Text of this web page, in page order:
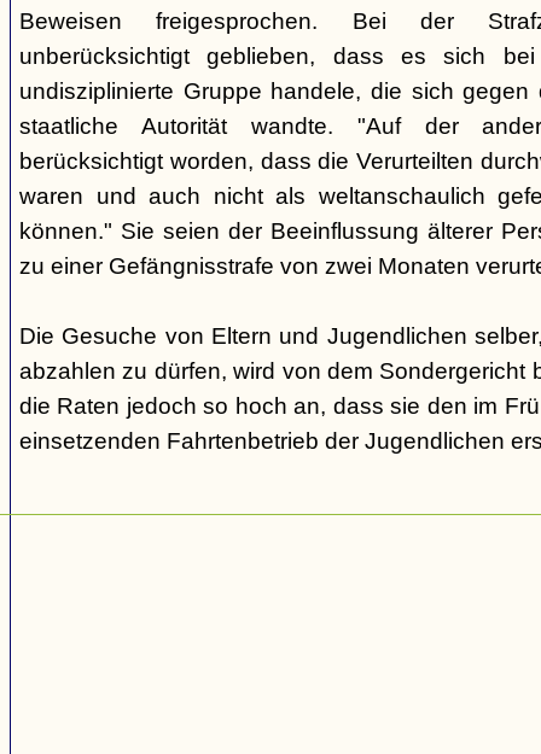
Beweisen freigesprochen. Bei der
unberücksichtigt geblieben, dass es sich
undisziplinierte Gruppe handele, die sich
staatliche Autorität wandte. "Auf der
berücksichtigt worden, dass die Verurteilten
waren und auch nicht als weltanschaulich
können." Sie seien der Beeinflussung älterer
zu einer Gefängnisstrafe von zwei Monaten
Die Gesuche von Eltern und Jugendlichen
abzahlen zu dürfen, wird von dem Sondergericht
die Raten jedoch so hoch an, dass sie den im
einsetzenden Fahrtenbetrieb der Jugendlichen